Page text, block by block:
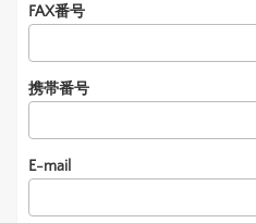
FAX番号
携帯番号
E-mail